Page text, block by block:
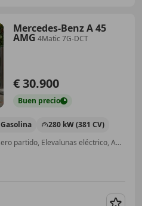
Mercedes-Benz A 45
AMG 4Matic 7G-DCT
€ 30.900
Buen precio
Gasolina
280 kW (381 CV)
Asientos deportivos, Asiento trasero partido, Elevalunas eléctrico, ABS, Airbag del conductor